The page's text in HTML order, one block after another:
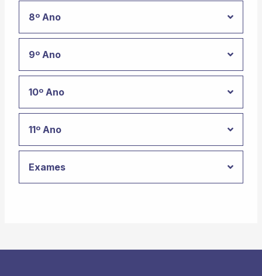
8º Ano
9º Ano
10º Ano
11º Ano
Exames